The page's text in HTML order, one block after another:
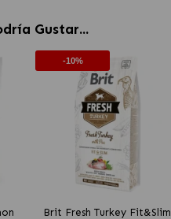
Gustar...
-10%
Brit Fresh Turkey Fit&Slim